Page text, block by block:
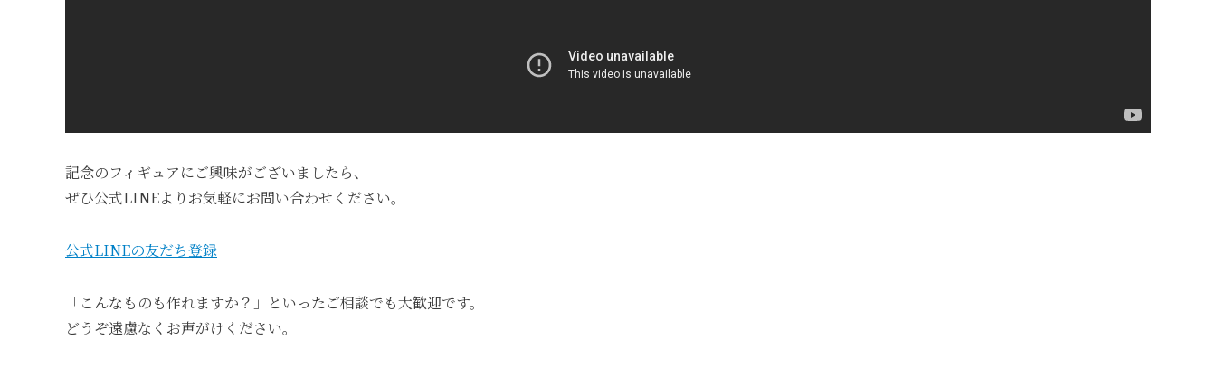
記念のフィギュアにご興味がございましたら、
ぜひ公式LINEよりお気軽にお問い合わせください。
公式LINEの友だち登録
「こんなものも作れますか？」といったご相談でも大歓迎です。
どうぞ遠慮なくお声がけください。